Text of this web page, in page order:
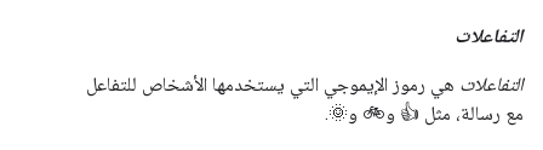
التفاعلات
التفاعلات هي رموز الإيموجي التي يستخدمها الأشخاص للتفاعل
مع رسالة، مثل 👍 و🚲 و🌞.